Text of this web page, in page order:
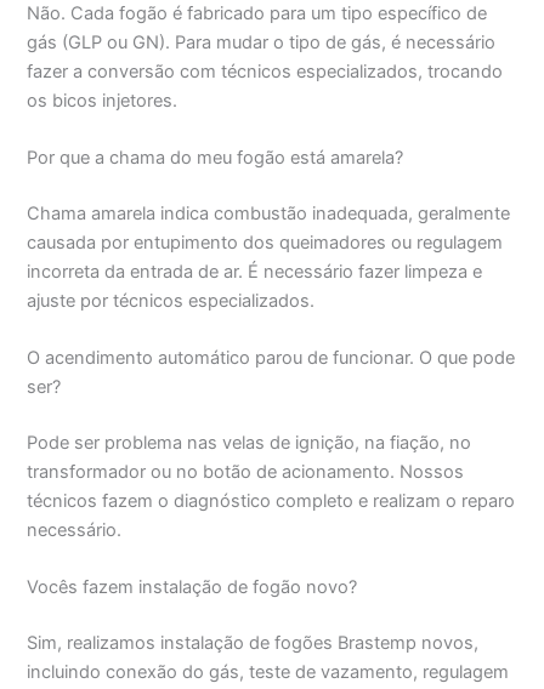
Não. Cada fogão é fabricado para um tipo específico de
gás (GLP ou GN). Para mudar o tipo de gás, é necessário
fazer a conversão com técnicos especializados, trocando
os bicos injetores.
Por que a chama do meu fogão está amarela?
Chama amarela indica combustão inadequada, geralmente
causada por entupimento dos queimadores ou regulagem
incorreta da entrada de ar. É necessário fazer limpeza e
ajuste por técnicos especializados.
O acendimento automático parou de funcionar. O que pode
ser?
Pode ser problema nas velas de ignição, na fiação, no
transformador ou no botão de acionamento. Nossos
técnicos fazem o diagnóstico completo e realizam o reparo
necessário.
Vocês fazem instalação de fogão novo?
Sim, realizamos instalação de fogões Brastemp novos,
incluindo conexão do gás, teste de vazamento, regulagem